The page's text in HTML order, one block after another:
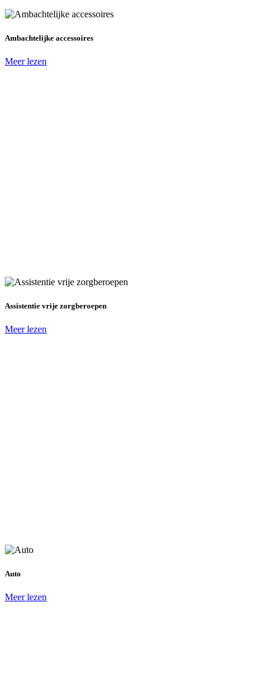
Ambachtelijke accessoires
Meer lezen
Assistentie vrije zorgberoepen
Meer lezen
Auto
Meer lezen